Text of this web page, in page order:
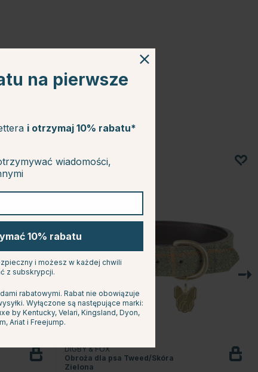
DIGBY & FOX
Obroża dla psa Tweed/Skóra
Zielona
na pierwsze
i otrzymaj 10% rabatu*
wiadomości,
10% rabatu
i możesz w każdej chwili
z subskrypcji.
rabatowymi. Rabat nie obowiązuje
Wyłączone są następujące marki:
by Kentucky, Velari, Kingsland, Dyon,
Ariat i Freejump.